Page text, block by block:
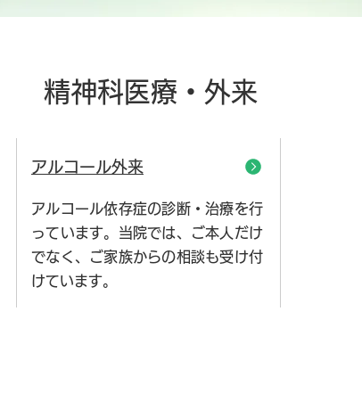
精神科医療・外来
アルコール外来
アルコール依存症の診断・治療を行
っています。当院では、ご本人だけ
でなく、ご家族からの相談も受け付
けています。